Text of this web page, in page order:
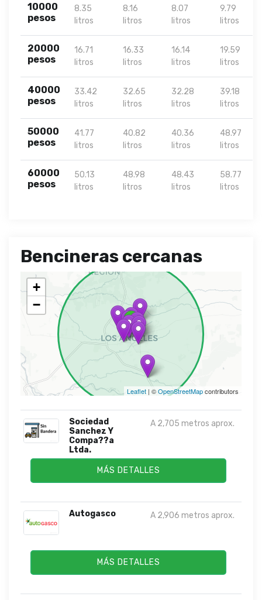
10000
pesos
8.35
litros
8.16
litros
8.07
litros
9.79
litros
20000
pesos
16.71
litros
16.33
litros
16.14
litros
19.59
litros
40000
pesos
33.42
litros
32.65
litros
32.28
litros
39.18
litros
50000
pesos
41.77
litros
40.82
litros
40.36
litros
48.97
litros
60000
pesos
50.13
litros
48.98
litros
48.43
litros
58.77
litros
Bencineras cercanas
+
−
Leaflet | ©OpenStreetMapcontributors
Sociedad
Sanchez Y
Compa??a
Ltda.
A 2,705 metros aprox.
MÁS DETALLES
Autogasco A 2,906 metros aprox.
MÁS DETALLES